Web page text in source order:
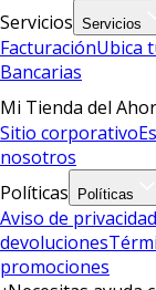
Servicios Servicios
FacturaciónUbica
Bancarias
Mi Tienda del
Sitio corporativo
nosotros
Políticas
Políticas
Aviso de privacidad
devoluciones
promociones